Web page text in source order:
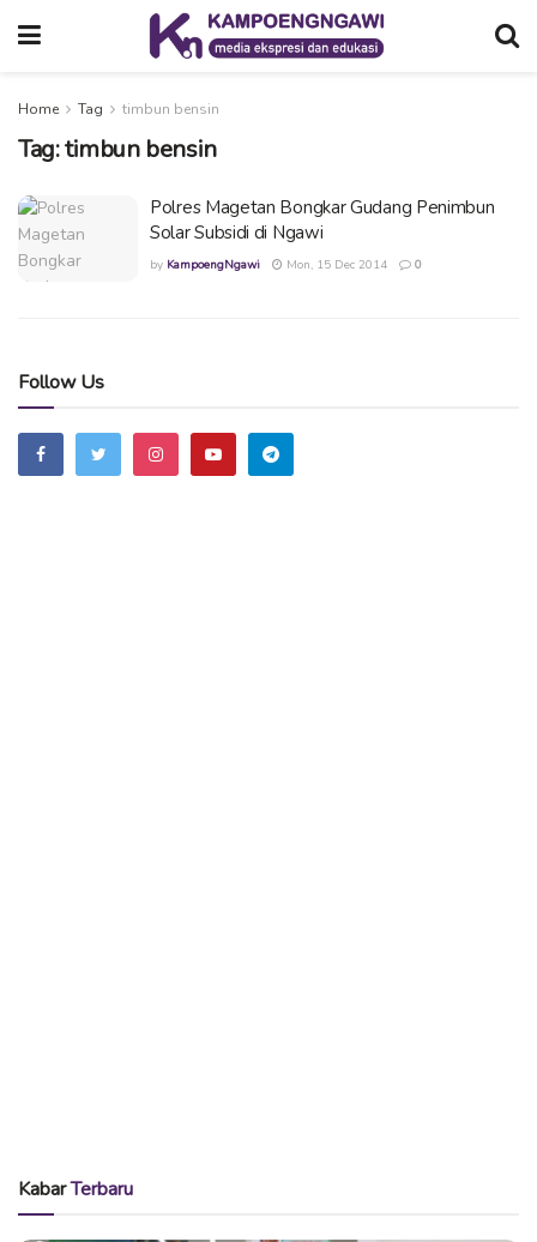
Home Tag timbun bensin
Tag:timbun bensin
Polres Magetan Bongkar Gudang Penimbun
Solar Subsidi di Ngawi
by KampoengNgawi Mon, 15 Dec 2014 0
Follow Us
KabarTerbaru